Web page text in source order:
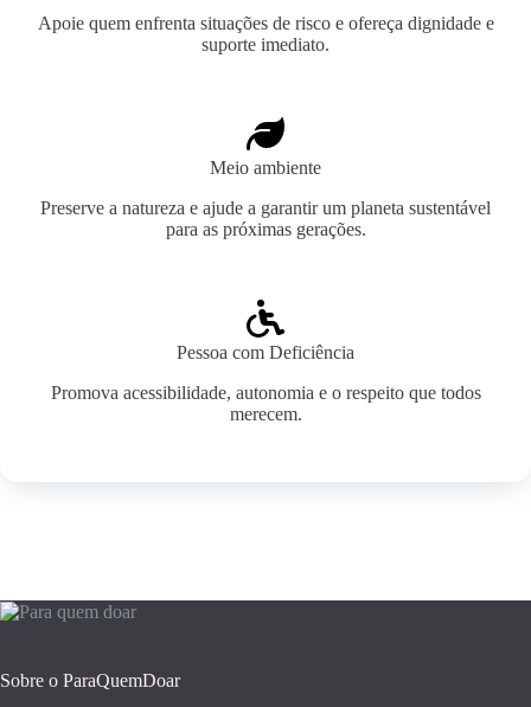
Apoie quem enfrenta situações de risco e ofereça dignidade e
suporte imediato.
Meio ambiente
Preserve a natureza e ajude a garantir um planeta sustentável
para as próximas gerações.
Pessoa com Deficiência
Promova acessibilidade, autonomia e o respeito que todos
merecem.
Sobre o ParaQuemDoar